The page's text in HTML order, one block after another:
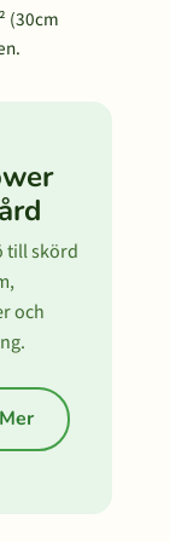
(30cm
till skörd
och